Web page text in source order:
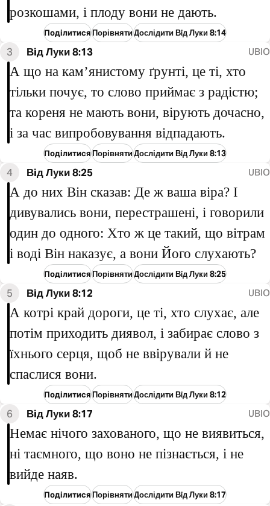
розкошами, і плоду вони не дають.
ПоділитисяПорівнятиДослідити Вiд Луки 8:14
3 Вiд Луки 8:13 UBIO
А що на кам’янистому ґрунті, це ті, хто
тільки почує, то слово приймає з радістю;
та кореня не мають вони, вірують дочасно,
і за час випробовування відпадають.
ПоділитисяПорівнятиДослідити Вiд Луки 8:13
4 Вiд Луки 8:25 UBIO
А до них Він сказав: Де ж ваша віра? І
дивувались вони, перестрашені, і говорили
один до одного: Хто ж це такий, що вітрам
і воді Він наказує, а вони Його слухають?
ПоділитисяПорівнятиДослідити Вiд Луки 8:25
5 Вiд Луки 8:12 UBIO
А котрі край дороги, це ті, хто слухає, але
потім приходить диявол, і забирає слово з
їхнього серця, щоб не ввірували й не
спаслися вони.
ПоділитисяПорівнятиДослідити Вiд Луки 8:12
6 Вiд Луки 8:17 UBIO
Немає нічого захованого, що не виявиться,
ні таємного, що воно не пізнається, і не
вийде наяв.
ПоділитисяПорівнятиДослідити Вiд Луки 8:17